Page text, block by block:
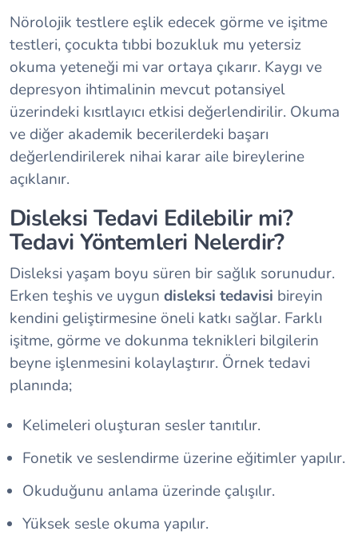
Nörolojik testlere eşlik edecek görme ve işitme
testleri, çocukta tıbbi bozukluk mu yetersiz
okuma yeteneği mi var ortaya çıkarır. Kaygı ve
depresyon ihtimalinin mevcut potansiyel
üzerindeki kısıtlayıcı etkisi değerlendirilir. Okuma
ve diğer akademik becerilerdeki başarı
değerlendirilerek nihai karar aile bireylerine
açıklanır.
Disleksi Tedavi Edilebilir mi?
Tedavi Yöntemleri Nelerdir?
Disleksi yaşam boyu süren bir sağlık sorunudur.
Erken teşhis ve uygun disleksi tedavisi bireyin
kendini geliştirmesine öneli katkı sağlar. Farklı
işitme, görme ve dokunma teknikleri bilgilerin
beyne işlenmesini kolaylaştırır. Örnek tedavi
planında;
Kelimeleri oluşturan sesler tanıtılır.
Fonetik ve seslendirme üzerine eğitimler yapılır.
Okuduğunu anlama üzerinde çalışılır.
Yüksek sesle okuma yapılır.